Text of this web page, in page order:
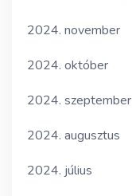
2024. november
2024. október
2024. szeptember
2024. augusztus
2024. július